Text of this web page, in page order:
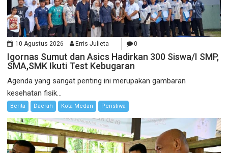
10 Agustus 2026 Erris Julieta 0
Igornas Sumut dan Asics Hadirkan 300 Siswa/I SMP,
SMA,SMK Ikuti Test Kebugaran
Agenda yang sangat penting ini merupakan gambaran
kesehatan fisik...
Berita Daerah Kota Medan Peristiwa